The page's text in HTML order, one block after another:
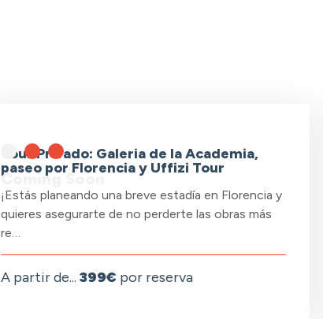
Coming Soon
Tour Privado: Galeria de la Academia,
paseo por Florencia y Uffizi Tour
¡Estás planeando una breve estadía en Florencia y
quieres asegurarte de no perderte las obras más
re…
A partir de...399€ por reserva